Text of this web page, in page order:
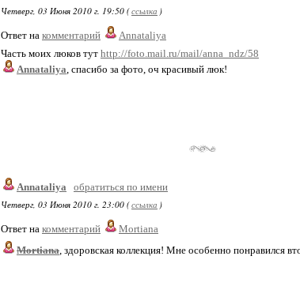
Четверг, 03 Июня 2010 г. 19:50 (ссылка )
Ответ на комментарий
Annataliya
Часть моих люков тут http://foto.mail.ru/mail/anna_ndz/58
Annataliya, спасибо за фото, оч красивый люк!
Annataliya
обратиться по имени
Четверг, 03 Июня 2010 г. 23:00 (ссылка )
Ответ на комментарий
Mortiana
Mortiana, здоровская коллекция! Мне особенно понравился